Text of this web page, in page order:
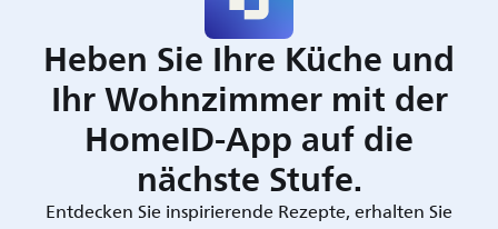
Heben Sie Ihre Küche und
Ihr Wohnzimmer mit der
HomeID-App auf die
nächste Stufe.
Entdecken Sie inspirierende Rezepte, erhalten Sie